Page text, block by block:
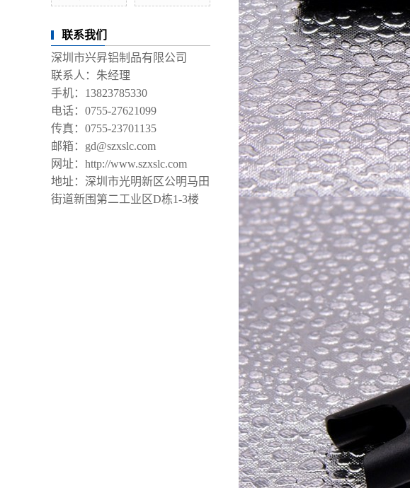
联系我们
深圳市兴昇铝制品有限公司
联系人：朱经理
手机：13823785330
电话：0755-27621099
传真：0755-23701135
邮箱：gd@szxslc.com
网址：http://www.szxslc.com
地址：深圳市光明新区公明马田
街道新围第二工业区D栋1-3楼